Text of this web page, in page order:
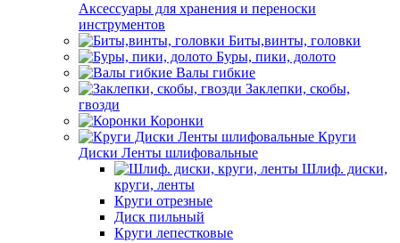
Аксессуары для хранения и переноски
инструментов
Биты,винты, головки
Буры, пики, долото
Валы гибкие
Заклепки, скобы,
гвозди
Коронки
Круги
Диски Ленты шлифовальные
Шлиф. диски,
круги, ленты
Круги отрезные
Диск пильный
Круги лепестковые